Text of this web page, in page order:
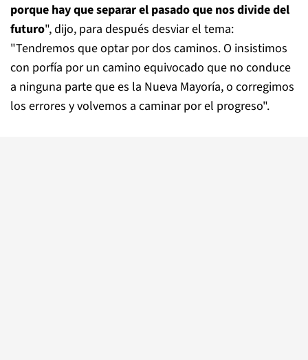
porque hay que separar el pasado que nos divide del
futuro", dijo, para después desviar el tema:
"Tendremos que optar por dos caminos. O insistimos
con porfía por un camino equivocado que no conduce
a ninguna parte que es la Nueva Mayoría, o corregimos
los errores y volvemos a caminar por el progreso".